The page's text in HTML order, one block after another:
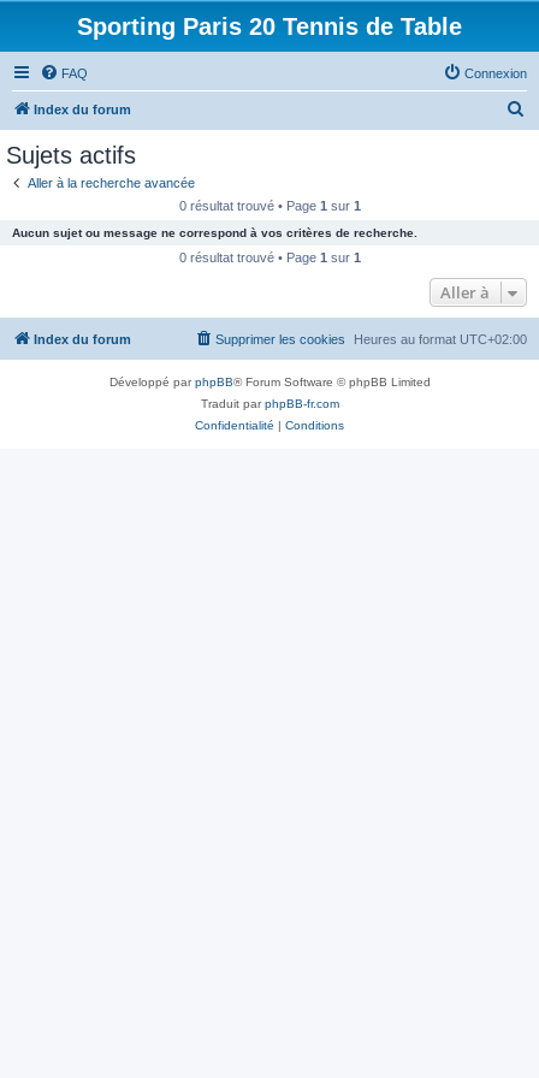
Sporting Paris 20 Tennis de Table
FAQ Connexion
Index du forum
c
e
Sujets actifs
Aller à la recherche avancée
0 résultat trouvé • Page 1 sur 1
Aucun sujet ou message ne correspond à vos critères de recherche.
0 résultat trouvé • Page 1 sur 1
Aller à
Index du forum Heures au format UTC+02:00
Supprimer les cookies
Développé parphpBB® Forum Software © phpBB Limited
Traduit parphpBB-fr.com
Confidentialité | Conditions